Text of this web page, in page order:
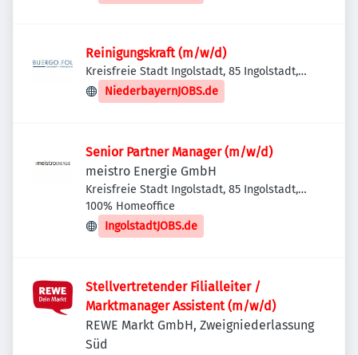
Reinigungskraft (m/w/d)
Kreisfreie Stadt Ingolstadt, 85 Ingolstadt,
Deutschland
NiederbayernJOBS.de
Senior Partner Manager (m/w/d)
meistro Energie GmbH
Kreisfreie Stadt Ingolstadt, 85 Ingolstadt,
Deutschland
100% Homeoffice
IngolstadtJOBS.de
Stellvertretender Filialleiter /
Marktmanager Assistent (m/w/d)
REWE Markt GmbH, Zweigniederlassung
Süd